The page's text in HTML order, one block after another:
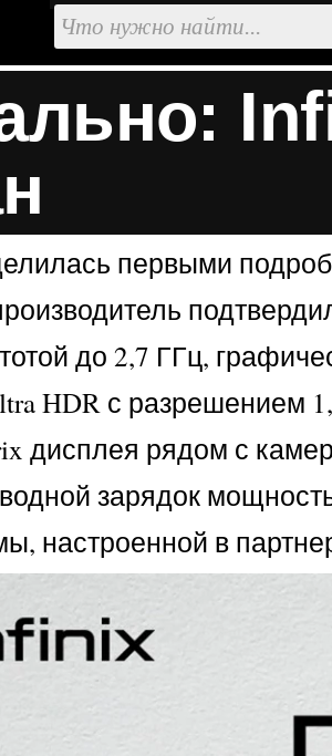
первыми
до 2,7 ГГц,
HDR с разрешением
дисплея рядом с
зарядок
настроенной в